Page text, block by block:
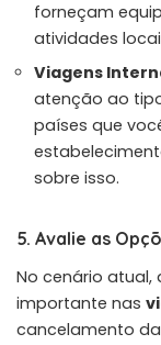
forneçam
atividades
Viagens
atenção ao
países que
sobre isso.
5. Avalie as
No cenário atual,
importante nas
cancelamento